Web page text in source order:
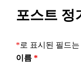
포스트 정
*로 표시된 필드
이름 *